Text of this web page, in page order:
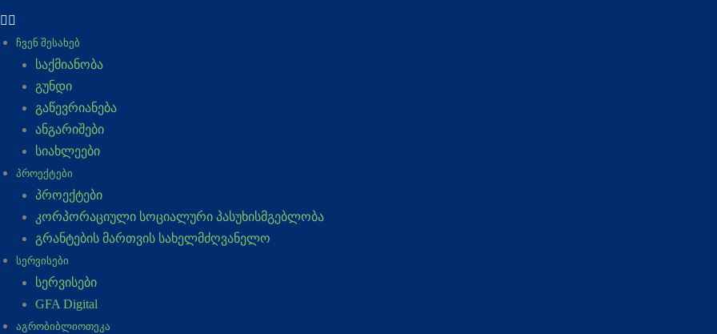
ᲩᲕᲔᲜ ᲨᲔᲡᲐᲮᲔᲑ
საქმიანობა
გუნდი
გაწევრიანება
ანგარიშები
სიახლეები
ᲞᲠᲝᲔᲥᲢᲔᲑᲘ
პროექტები
კორპორაციული სოციალური პასუხისმგებლობა
გრანტების მართვის სახელმძღვანელო
ᲡᲔᲠᲕᲘᲡᲔᲑᲘ
სერვისები
GFA Digital
ᲐᲒᲠᲝᲑᲘᲑᲚᲘᲝᲗᲔᲙᲐ